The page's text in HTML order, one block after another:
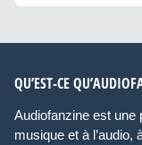
QU’EST-CE
Audiofanzine est une
musique et à